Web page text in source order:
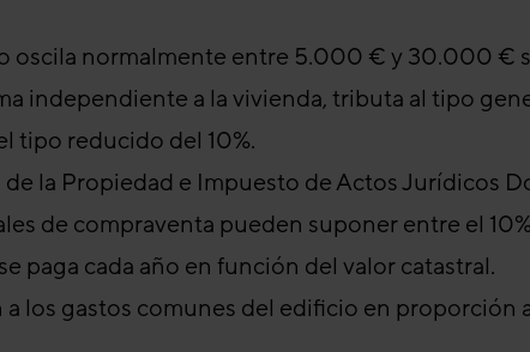
oscila normalmente entre 5.000 € y 30.000 €
independiente a la vivienda, tributa al tipo
tipo reducido del 10%.
la Propiedad e Impuesto de Actos Jurídicos
de compraventa pueden suponer entre el
paga cada año en función del valor catastral.
los gastos comunes del edificio en proporción